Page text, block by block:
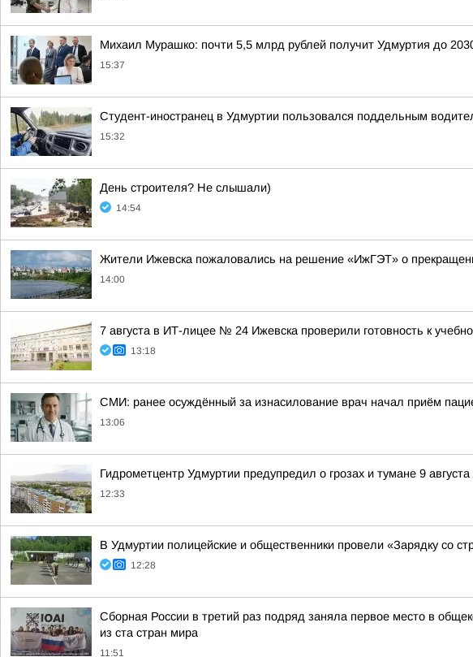
Михаил Мурашко: почти 5,5 млрд рублей получит Удмуртия до
15:37
Студент-иностранец в Удмуртии пользовался поддельным
15:32
День строителя? Не слышали)
14:54
Жители Ижевска пожаловались на решение «ИжГЭТ» о
14:00
7 августа в ИТ-лицее № 24 Ижевска проверили готовность к
13:18
СМИ: ранее осуждённый за изнасилование врач начал приём
13:06
Гидрометцентр Удмуртии предупредил о грозах и тумане 9 августа
12:33
В Удмуртии полицейские и общественники провели «Зарядку со
12:28
Сборная России в третий раз подряд заняла первое место в
из ста стран мира
11:51